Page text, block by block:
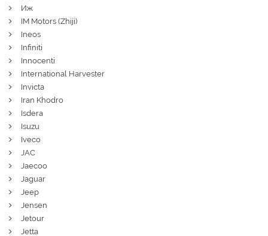
Иж
IM Motors (Zhiji)
Ineos
Infiniti
Innocenti
International Harvester
Invicta
Iran Khodro
Isdera
Isuzu
Iveco
JAC
Jaecoo
Jaguar
Jeep
Jensen
Jetour
Jetta